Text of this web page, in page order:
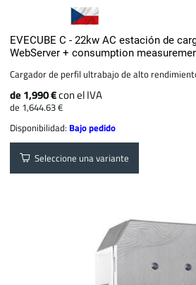
EVECUBE C - 22kw AC estación de
WebServer + consumption
Cargador de perfil ultrabajo de alto
de 1,990 €con el IVA
de 1,644.63 €
Disponibilidad: Bajo pedido
Seleccione una variante